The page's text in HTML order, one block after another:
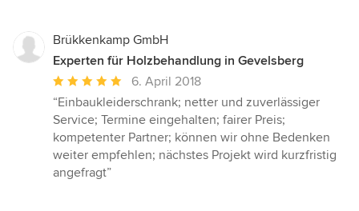
Brükkenkamp GmbH
Experten für Holzbehandlung in Gevelsberg
Durchschnittliche
Bewertung:
5
von
5
Sternen
6. April 2018
“Einbaukleiderschrank; netter und zuverlässiger
Service; Termine eingehalten; fairer Preis;
kompetenter Partner; können wir ohne Bedenken
weiter empfehlen; nächstes Projekt wird kurzfristig
angefragt”